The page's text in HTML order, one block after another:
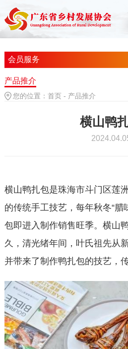
会员服务
产品推介
您的位置： 首页 - 产品推介
横山鸭
横山鸭扎包是珠海市斗门区莲
的传统手工技艺，每年秋冬“腊
包即进入制作销售旺季。横山
久，清光绪年间，叶氏祖先从
并带来了制作鸭扎包的技艺，